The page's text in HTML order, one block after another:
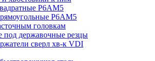
Р6АМ5
Р6АМ5
головкам
под державочные резцы
сверл хв-к VDI